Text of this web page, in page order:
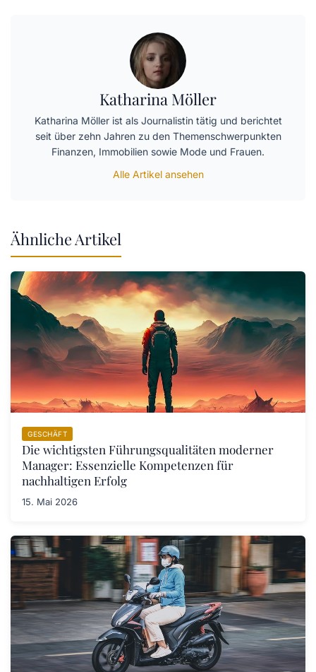
Katharina Möller
Katharina Möller ist als Journalistin tätig und berichtet
seit über zehn Jahren zu den Themenschwerpunkten
Finanzen, Immobilien sowie Mode und Frauen.
Alle Artikel ansehen
Ähnliche Artikel
GESCHÄFT
Die wichtigsten Führungsqualitäten moderner
Manager: Essenzielle Kompetenzen für
nachhaltigen Erfolg
15. Mai 2026